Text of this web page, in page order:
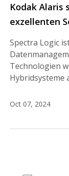
Kodak Alaris
exzellenten
Spectra Logic
Technologien
Hybridsysteme
Oct 07, 2024